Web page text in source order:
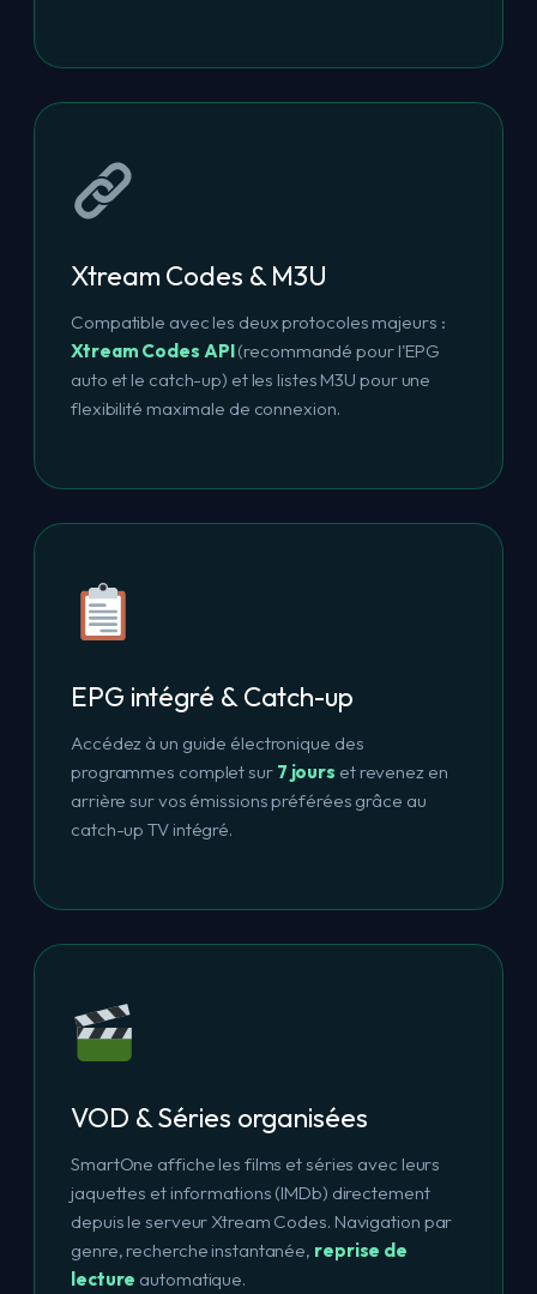
Xtream Codes & M3U
Compatible avec les deux protocoles majeurs :
Xtream Codes API(recommandé pour l'EPG
auto et le catch-up) et les listes M3U pour une
flexibilité maximale de connexion.
EPG intégré & Catch-up
Accédez à un guide électronique des
programmes complet sur 7 jours et revenez en
arrière sur vos émissions préférées grâce au
catch-up TV intégré.
VOD & Séries organisées
SmartOne affiche les films et séries avec leurs
jaquettes et informations (IMDb) directement
depuis le serveur Xtream Codes. Navigation par
genre, recherche instantanée, reprise de
lecture automatique.